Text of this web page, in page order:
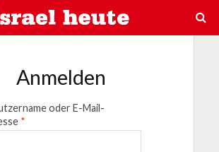
Anmelden
oder E-Mail-
*